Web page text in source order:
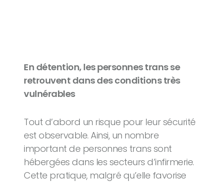
En détention, les personnes trans se
retrouvent dans des conditions très
vulnérables
Tout d’abord un risque pour leur sécurité
est observable. Ainsi, un nombre
important de personnes trans sont
hébergées dans les secteurs d’infirmerie.
Cette pratique, malgré qu’elle favorise